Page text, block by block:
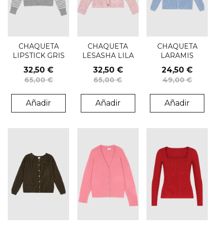
CHAQUETA
LIPSTICK GRIS
RAYAS ANGE
32,50 €
65,00 €
Añadir
CHAQUETA
LESASHA LILA
ANGE
32,50 €
65,00 €
Añadir
CHAQUETA
LARAMIS
AZUL CIELO
ANGE
24,50 €
49,00 €
Añadir